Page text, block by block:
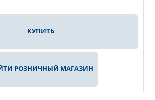
КУПИТЬ
РОЗНИЧНЫЙ МАГАЗИН